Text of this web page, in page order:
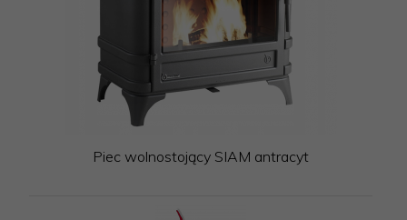
Piec wolnostojący SIAM antracyt